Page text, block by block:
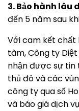
3. Bảo hành lâu
đến 5 năm sau
Với cam kết chất
tâm, Công ty
nhận được sự tin
thủ đô và các
công ty qua số
và báo giá dịch